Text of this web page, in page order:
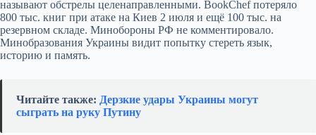
называют обстрелы целенаправленными. BookChef потеряло
800 тыс. книг при атаке на Киев 2 июля и ещё 100 тыс. на
резервном складе. Минобороны РФ не комментировало.
Минобразования Украины видит попытку стереть язык,
историю и память.
Читайте также: Дерзкие удары Украины могут
сыграть на руку Путину